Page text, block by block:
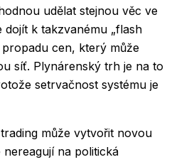
udělat stejnou věc ve
dojít k takzvanému „flash
cen, který může
síť. Plynárenský trh je na to
setrvačnost systému je
může vytvořit novou
na politická